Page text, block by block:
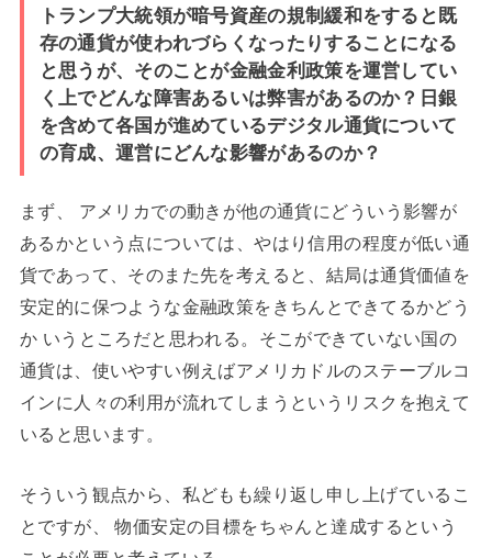
トランプ大統領が暗号資産の規制緩和をすると既
存の通貨が使われづらくなったりすることになる
と思うが、そのことが金融金利政策を運営してい
く上でどんな障害あるいは弊害があるのか？日銀
を含めて各国が進めているデジタル通貨について
の育成、運営にどんな影響があるのか？
まず、 アメリカでの動きが他の通貨にどういう影響が
あるかという点については、やはり信用の程度が低い通
貨であって、そのまた先を考えると、結局は通貨価値を
安定的に保つような金融政策をきちんとできてるかどう
か いうところだと思われる。そこができていない国の
通貨は、使いやすい例えばアメリカドルのステーブルコ
インに人々の利用が流れてしまうというリスクを抱えて
いると思います。
そういう観点から、私どもも繰り返し申し上げているこ
とですが、 物価安定の目標をちゃんと達成するという